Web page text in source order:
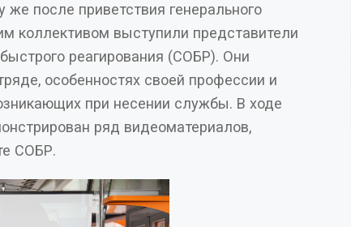
представители
реагирования (СОБР). Они
особенностях своей профессии и
ряд видеоматериалов,
СОБР.